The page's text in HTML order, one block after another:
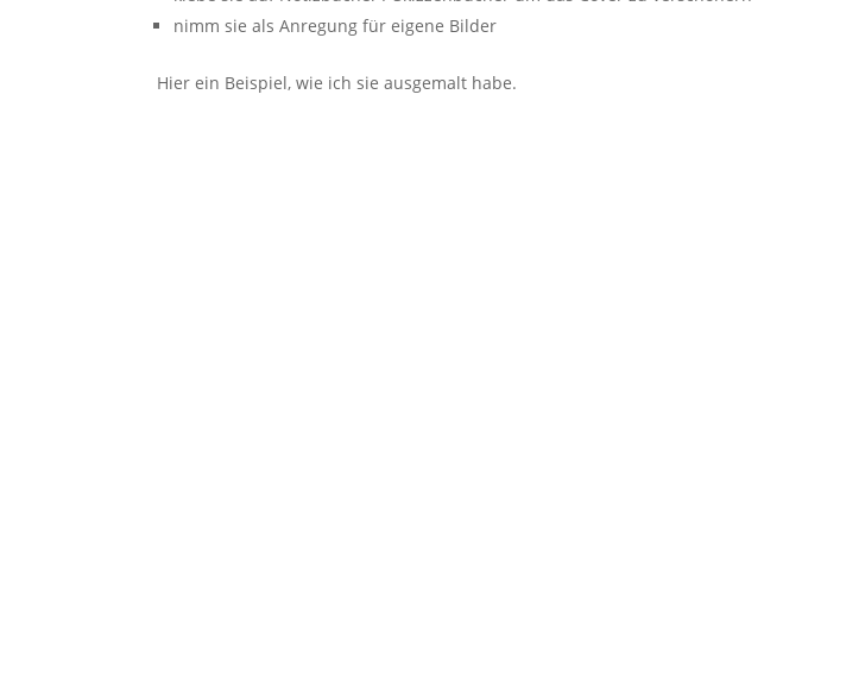
nimm sie als Anregung für eigene Bilder
Hier ein Beispiel, wie ich sie ausgemalt habe.